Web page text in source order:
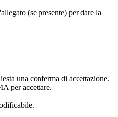
(se presente) per dare la
una conferma di accettazione.
per accettare.